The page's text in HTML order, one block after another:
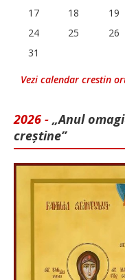
17 18 19
24
25 26
31
Vezi calendar crestin
2026 - „Anul
creștine”